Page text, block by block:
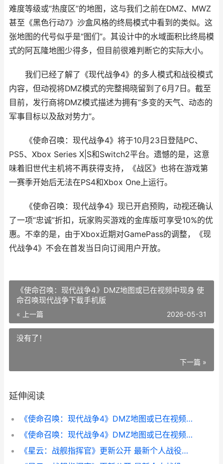
难度等级或“热度区”的地图，这与我们之前在DMZ、MWZ
甚至《黑色行动7》沙盒风格的终局模式中看到的类似。这
张地图的代号似乎是“图们”。其设计中的水域面积比终局模
式的阿瓦隆地图少得多，但目前很难判断它的实际大小。
我们已经了解了《现代战争4》的多人模式和战役模式
内容，但动视将DMZ模式的完整揭晓留到了6月7日。截至
目前，发行商将DMZ模式描述为拥有“多变的天气、动态的
军事目标以及敌对势力”。
《使命召唤：现代战争4》将于10月23日登陆PC、
PS5、Xbox Series X|S和Switch2平台。遗憾的是，这意
味着旧世代主机将不再获得支持，《战区》也将在游戏第
一赛季开始后无法在PS4和Xbox One上运行。
《使命召唤：现代战争4》现已开启预购，动视还确认
了一项“忠诚”折扣，玩家购买游戏的金库版可享受10%的优
惠。不幸的是，由于Xbox近期对GamePass的调整，《现
代战争4》不会在首发当日向订阅用户开放。
《使命召唤：现代战争4》DMZ地图或已在视频中现身 使
命召唤现代战争下载手机版
« 上一篇 2026-05-31
没有了！
下一篇 »
延伸阅读
《使命召唤：现代战争4》DMZ地图或已在视频中现身 使命召唤现版本T0步枪
《使命召唤：现代战争4》DMZ地图或已在视频中现身 使命召唤现代战争下载手机版
《星云：战舰指挥官》更新公开 最新个人战役登场 电影星舰战将